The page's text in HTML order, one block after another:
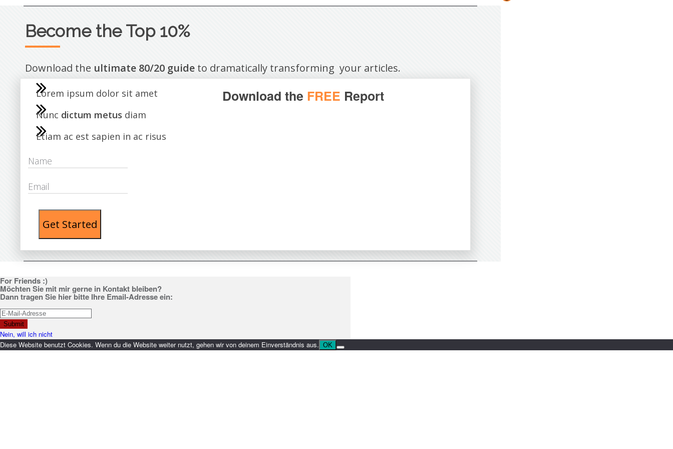
Become the Top 10%
Download the ultimate 80/20 guide to dramatically transforming your articles.
Lorem ipsum dolor sit amet
Nunc dictum metus diam
Etiam ac est sapien in ac risus
Download the FREE Report
Get Started
For Friends :)
Möchten Sie mit mir gerne in Kontakt bleiben?
Dann tragen Sie hier bitte Ihre Email-Adresse ein:
Submit
Nein, will ich nicht
Diese Website benutzt Cookies. Wenn du die Website weiter nutzt, gehen wir von deinem Einverständnis aus. OK